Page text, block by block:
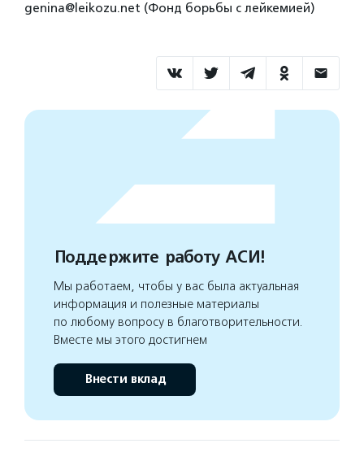
genina@leikozu.net (Фонд борьбы с лейкемией)
Поддержите работу АСИ!
Мы работаем, чтобы у вас была актуальная
информация и полезные материалы
по любому вопросу в благотворительности.
Вместе мы этого достигнем
Внести вклад